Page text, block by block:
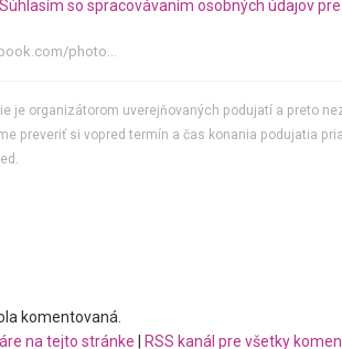
Súhlasím so spracovávaním osobných údajov
photo...
je organizátorom uverejňovaných podujatí a preto
preveriť si vopred termín a čas konania podujatia
komentovaná.
na tejto stránke
RSS kanál pre všetky